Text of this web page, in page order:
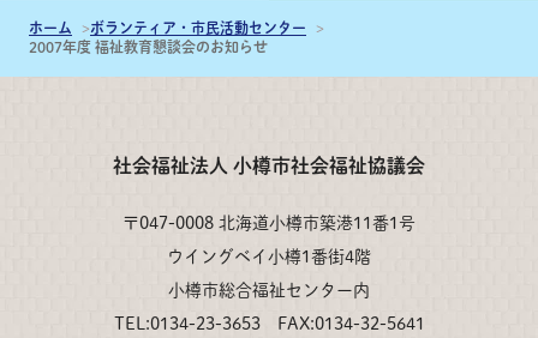
ホーム
ボランティア・市民活動センター
2007年度 福祉教育懇談会のお知らせ
社会福祉法人 小樽市社会福祉協議会
〒047-0008 北海道小樽市築港11番1号
ウイングベイ小樽1番街4階
小樽市総合福祉センター内
TEL:0134-23-3653 FAX:0134-32-5641